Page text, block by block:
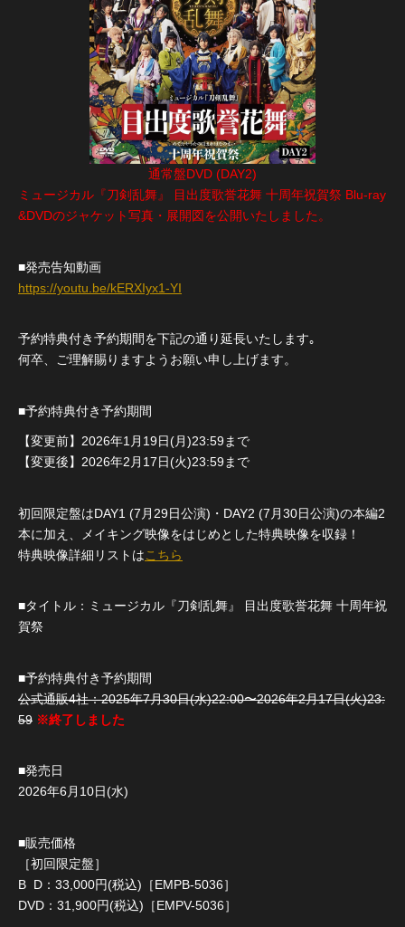
通常盤DVD (DAY2)
ミュージカル『刀剣乱舞』 目出度歌誉花舞 十周年祝賀祭 Blu-ray
&DVDのジャケット写真・展開図を公開いたしました。
■発売告知動画
https://youtu.be/kERXIyx1-YI
予約特典付き予約期間を下記の通り延長いたします｡
何卒、ご理解賜りますようお願い申し上げます。
■予約特典付き予約期間
【変更前】2026年1月19日(月)23:59まで
【変更後】2026年2月17日(火)23:59まで
初回限定盤はDAY1 (7月29日公演)・DAY2 (7月30日公演)の本編2
本に加え、メイキング映像をはじめとした特典映像を収録！
特典映像詳細リストはこちら
■タイトル：ミュージカル『刀剣乱舞』 目出度歌誉花舞 十周年祝
賀祭
■予約特典付き予約期間
公式通販4社：2025年7月30日(水)22:00〜2026年2月17日(火)23:
59 ※終了しました
■発売日
2026年6月10日(水)
■販売価格
［初回限定盤］
B D：33,000円(税込)［EMPB-5036］
DVD：31,900円(税込)［EMPV-5036］